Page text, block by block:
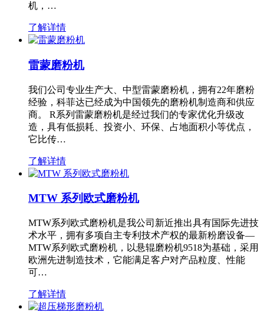
机，…
了解详情
雷蒙磨粉机
我们公司专业生产大、中型雷蒙磨粉机，拥有22年磨粉
经验，科菲达已经成为中国领先的磨粉机制造商和供应
商。 R系列雷蒙磨粉机是经过我们的专家优化升级改
造，具有低损耗、投资小、环保、占地面积小等优点，
它比传…
了解详情
MTW 系列欧式磨粉机
MTW系列欧式磨粉机是我公司新近推出具有国际先进技
术水平，拥有多项自主专利技术产权的最新粉磨设备—
MTW系列欧式磨粉机，以悬辊磨粉机9518为基础，采用
欧洲先进制造技术，它能满足客户对产品粒度、性能
可…
了解详情